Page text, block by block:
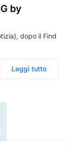
by
dopo il Find
Leggi tutto